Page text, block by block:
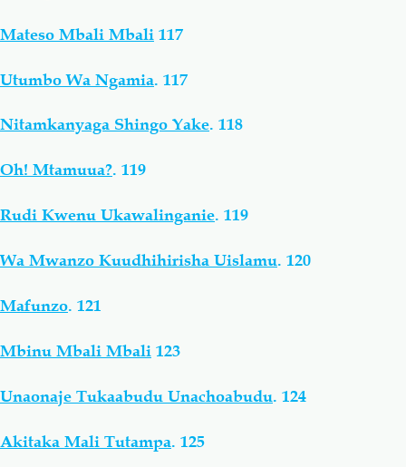
Mateso Mbali Mbali 117
Utumbo Wa Ngamia. 117
Nitamkanyaga Shingo Yake. 118
Oh! Mtamuua?. 119
Rudi Kwenu Ukawalinganie. 119
Wa Mwanzo Kuudhihirisha Uislamu. 120
Mafunzo. 121
Mbinu Mbali Mbali 123
Unaonaje Tukaabudu Unachoabudu. 124
Akitaka Mali Tutampa. 125